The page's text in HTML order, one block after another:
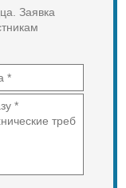
Заявка